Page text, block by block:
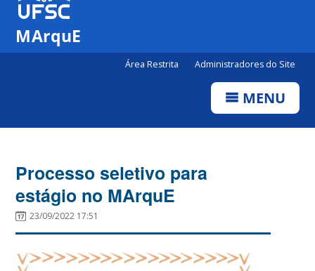
MArquE
Área Restrita Administradores do Site
MENU
Processo seletivo para
estágio no MArquE
23/09/2022 17:51